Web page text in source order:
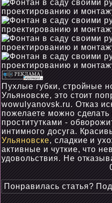
Пухлые губки, стройные
Ульяновске, это стоит
wowulyanovsk.ru. Отказ
пожелаете можно сделать
проститутками -
интимного досуга.
Ульяновске, сладкие и
активные и чуткие, что
удовольствия. Не
Понравилась статья?